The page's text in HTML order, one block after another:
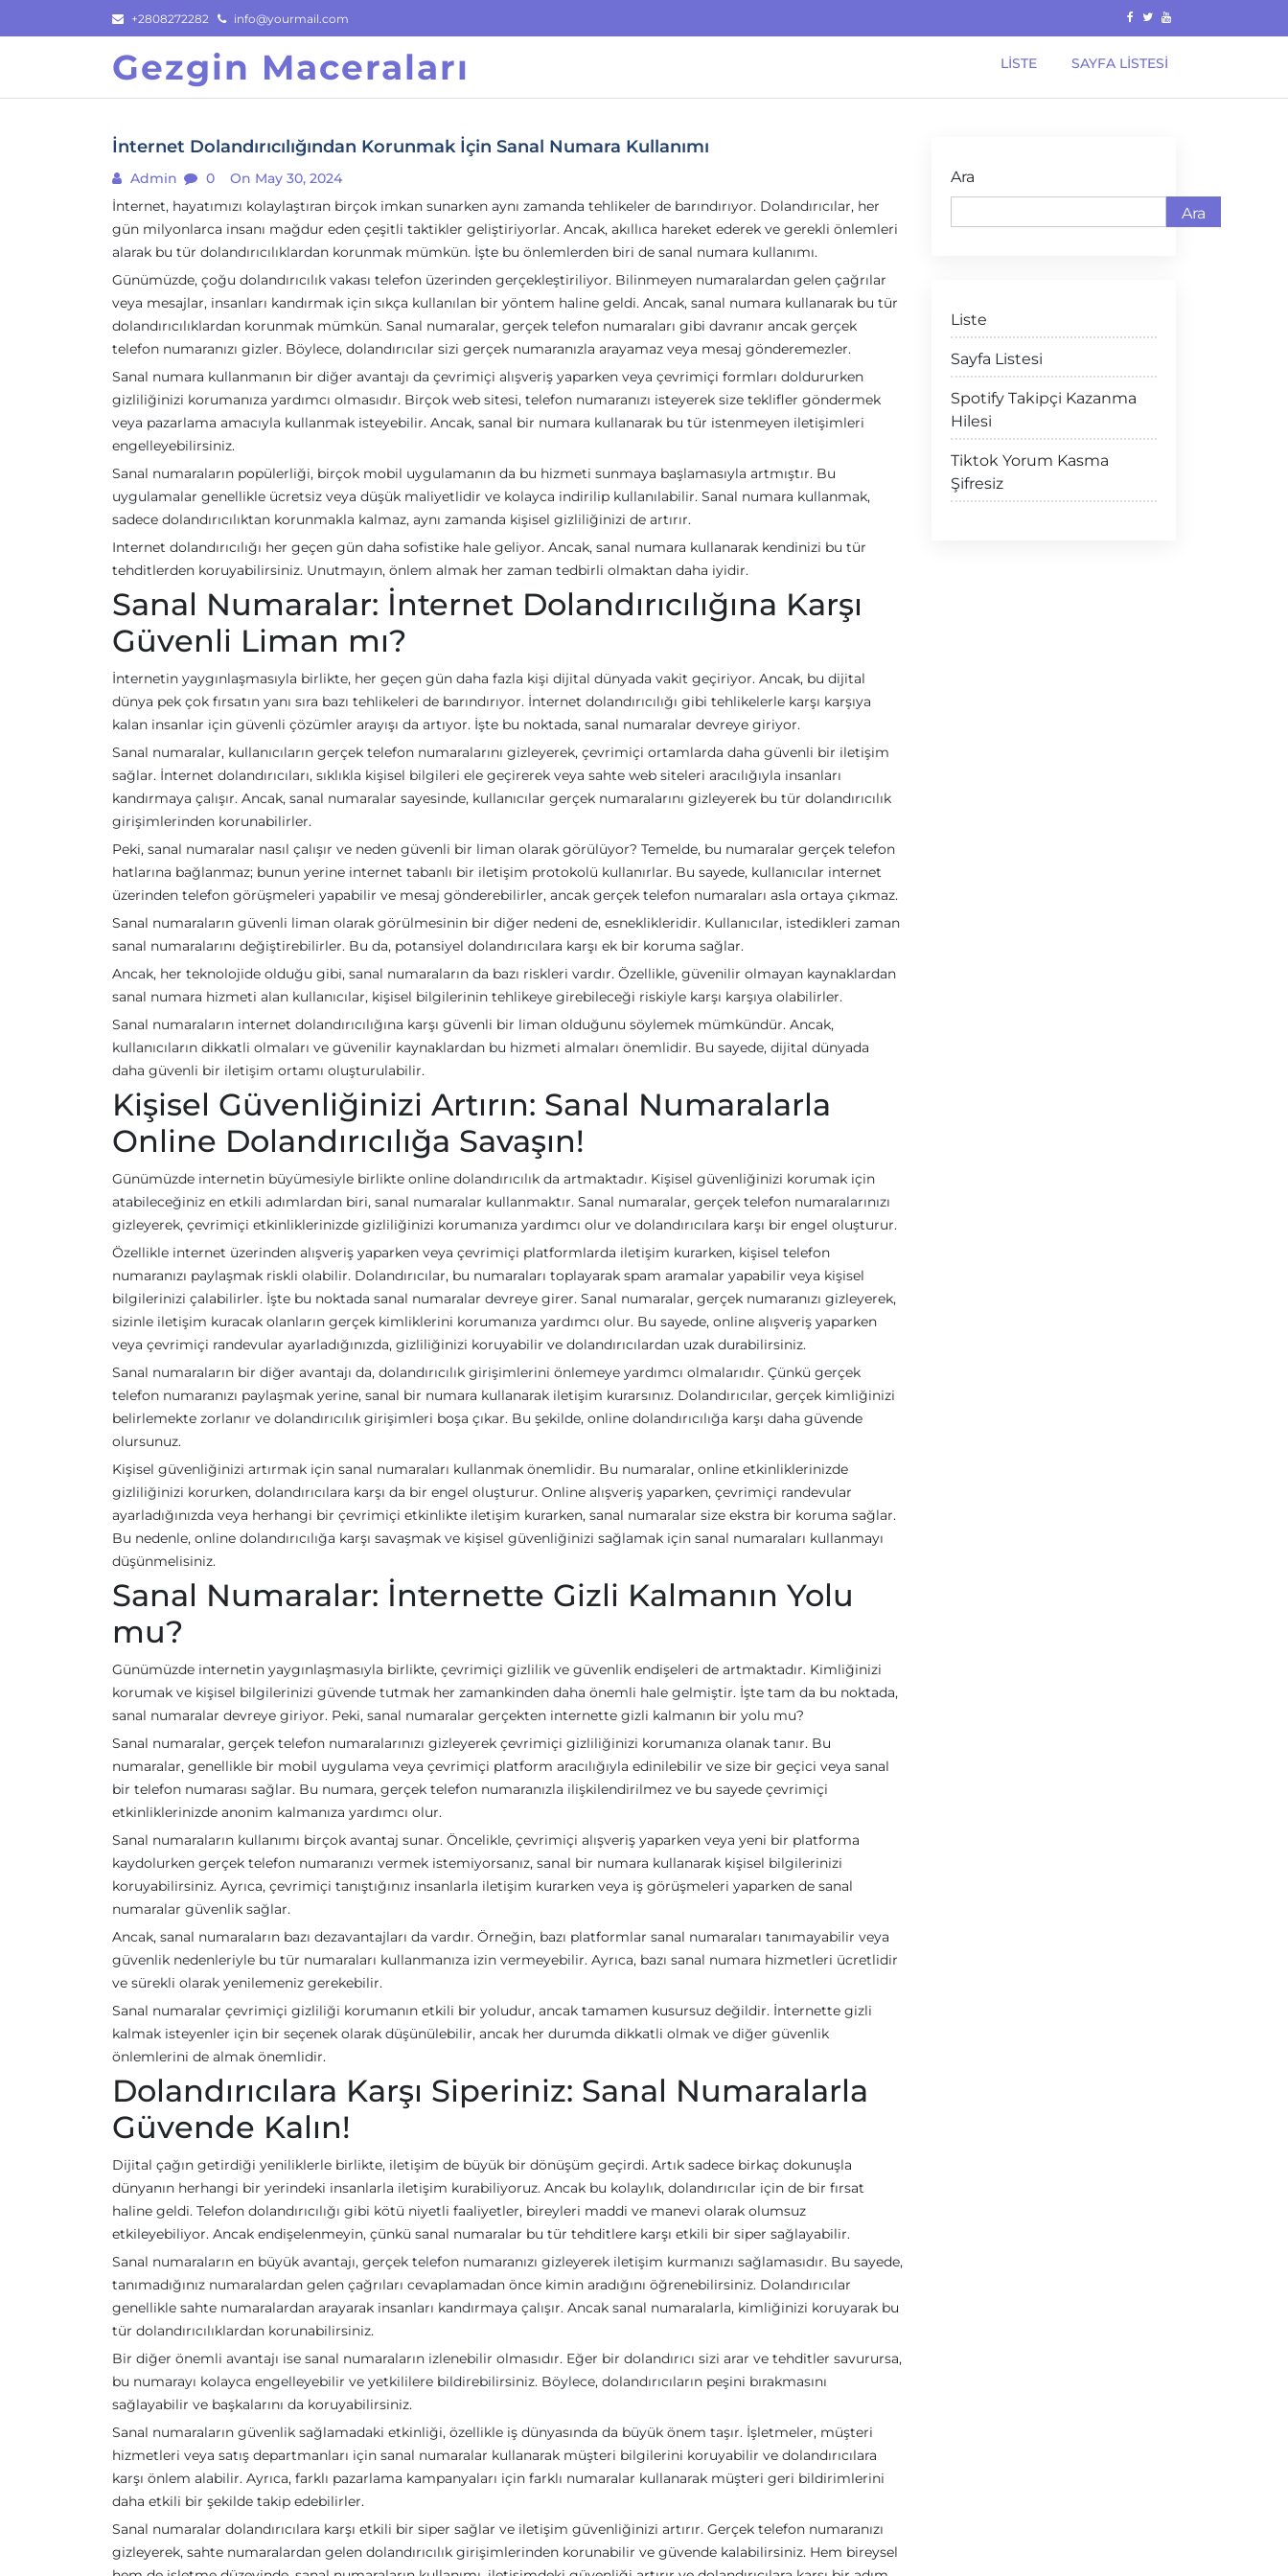
to
+2808272282 info@yourmail.com
Gezgin Maceraları LISTE SAYFA LISTESI
İnternet Dolandırıcılığından Korunmak İçin Sanal Numara Kullanımı
Admin 0
On May 30, 2024
İnternet, hayatımızı kolaylaştıran birçok imkan sunarken aynı zamanda tehlikeler de barındırıyor. Dolandırıcılar, her
gün milyonlarca insanı mağdur eden çeşitli taktikler geliştiriyorlar. Ancak, akıllıca hareket ederek ve gerekli önlemleri
alarak bu tür dolandırıcılıklardan korunmak mümkün. İşte bu önlemlerden biri de sanal numara kullanımı.
Günümüzde, çoğu dolandırıcılık vakası telefon üzerinden gerçekleştiriliyor. Bilinmeyen numaralardan gelen çağrılar
veya mesajlar, insanları kandırmak için sıkça kullanılan bir yöntem haline geldi. Ancak, sanal numara kullanarak bu tür
dolandırıcılıklardan korunmak mümkün. Sanal numaralar, gerçek telefon numaraları gibi davranır ancak gerçek
telefon numaranızı gizler. Böylece, dolandırıcılar sizi gerçek numaranızla arayamaz veya mesaj gönderemezler.
Sanal numara kullanmanın bir diğer avantajı da çevrimiçi alışveriş yaparken veya çevrimiçi formları doldururken
gizliliğinizi korumanıza yardımcı olmasıdır. Birçok web sitesi, telefon numaranızı isteyerek size teklifler göndermek
veya pazarlama amacıyla kullanmak isteyebilir. Ancak, sanal bir numara kullanarak bu tür istenmeyen iletişimleri
engelleyebilirsiniz.
Sanal numaraların popülerliği, birçok mobil uygulamanın da bu hizmeti sunmaya başlamasıyla artmıştır. Bu
uygulamalar genellikle ücretsiz veya düşük maliyetlidir ve kolayca indirilip kullanılabilir. Sanal numara kullanmak,
sadece dolandırıcılıktan korunmakla kalmaz, aynı zamanda kişisel gizliliğinizi de artırır.
Internet dolandırıcılığı her geçen gün daha sofistike hale geliyor. Ancak, sanal numara kullanarak kendinizi bu tür
tehditlerden koruyabilirsiniz. Unutmayın, önlem almak her zaman tedbirli olmaktan daha iyidir.
Sanal Numaralar: İnternet Dolandırıcılığına Karşı
Güvenli Liman mı?
İnternetin yaygınlaşmasıyla birlikte, her geçen gün daha fazla kişi dijital dünyada vakit geçiriyor. Ancak, bu dijital
dünya pek çok fırsatın yanı sıra bazı tehlikeleri de barındırıyor. İnternet dolandırıcılığı gibi tehlikelerle karşı karşıya
kalan insanlar için güvenli çözümler arayışı da artıyor. İşte bu noktada, sanal numaralar devreye giriyor.
Sanal numaralar, kullanıcıların gerçek telefon numaralarını gizleyerek, çevrimiçi ortamlarda daha güvenli bir iletişim
sağlar. İnternet dolandırıcıları, sıklıkla kişisel bilgileri ele geçirerek veya sahte web siteleri aracılığıyla insanları
kandırmaya çalışır. Ancak, sanal numaralar sayesinde, kullanıcılar gerçek numaralarını gizleyerek bu tür dolandırıcılık
girişimlerinden korunabilirler.
Peki, sanal numaralar nasıl çalışır ve neden güvenli bir liman olarak görülüyor? Temelde, bu numaralar gerçek telefon
hatlarına bağlanmaz; bunun yerine internet tabanlı bir iletişim protokolü kullanırlar. Bu sayede, kullanıcılar internet
üzerinden telefon görüşmeleri yapabilir ve mesaj gönderebilirler, ancak gerçek telefon numaraları asla ortaya çıkmaz.
Sanal numaraların güvenli liman olarak görülmesinin bir diğer nedeni de, esneklikleridir. Kullanıcılar, istedikleri zaman
sanal numaralarını değiştirebilirler. Bu da, potansiyel dolandırıcılara karşı ek bir koruma sağlar.
Ancak, her teknolojide olduğu gibi, sanal numaraların da bazı riskleri vardır. Özellikle, güvenilir olmayan kaynaklardan
sanal numara hizmeti alan kullanıcılar, kişisel bilgilerinin tehlikeye girebileceği riskiyle karşı karşıya olabilirler.
Sanal numaraların internet dolandırıcılığına karşı güvenli bir liman olduğunu söylemek mümkündür. Ancak,
kullanıcıların dikkatli olmaları ve güvenilir kaynaklardan bu hizmeti almaları önemlidir. Bu sayede, dijital dünyada
daha güvenli bir iletişim ortamı oluşturulabilir.
Kişisel Güvenliğinizi Artırın: Sanal Numaralarla
Online Dolandırıcılığa Savaşın!
Günümüzde internetin büyümesiyle birlikte online dolandırıcılık da artmaktadır. Kişisel güvenliğinizi korumak için
atabileceğiniz en etkili adımlardan biri, sanal numaralar kullanmaktır. Sanal numaralar, gerçek telefon numaralarınızı
gizleyerek, çevrimiçi etkinliklerinizde gizliliğinizi korumanıza yardımcı olur ve dolandırıcılara karşı bir engel oluşturur.
Özellikle internet üzerinden alışveriş yaparken veya çevrimiçi platformlarda iletişim kurarken, kişisel telefon
numaranızı paylaşmak riskli olabilir. Dolandırıcılar, bu numaraları toplayarak spam aramalar yapabilir veya kişisel
bilgilerinizi çalabilirler. İşte bu noktada sanal numaralar devreye girer. Sanal numaralar, gerçek numaranızı gizleyerek,
sizinle iletişim kuracak olanların gerçek kimliklerini korumanıza yardımcı olur. Bu sayede, online alışveriş yaparken
veya çevrimiçi randevular ayarladığınızda, gizliliğinizi koruyabilir ve dolandırıcılardan uzak durabilirsiniz.
Sanal numaraların bir diğer avantajı da, dolandırıcılık girişimlerini önlemeye yardımcı olmalarıdır. Çünkü gerçek
telefon numaranızı paylaşmak yerine, sanal bir numara kullanarak iletişim kurarsınız. Dolandırıcılar, gerçek kimliğinizi
belirlemekte zorlanır ve dolandırıcılık girişimleri boşa çıkar. Bu şekilde, online dolandırıcılığa karşı daha güvende
olursunuz.
Kişisel güvenliğinizi artırmak için sanal numaraları kullanmak önemlidir. Bu numaralar, online etkinliklerinizde
gizliliğinizi korurken, dolandırıcılara karşı da bir engel oluşturur. Online alışveriş yaparken, çevrimiçi randevular
ayarladığınızda veya herhangi bir çevrimiçi etkinlikte iletişim kurarken, sanal numaralar size ekstra bir koruma sağlar.
Bu nedenle, online dolandırıcılığa karşı savaşmak ve kişisel güvenliğinizi sağlamak için sanal numaraları kullanmayı
düşünmelisiniz.
Sanal Numaralar: İnternette Gizli Kalmanın Yolu
mu?
Günümüzde internetin yaygınlaşmasıyla birlikte, çevrimiçi gizlilik ve güvenlik endişeleri de artmaktadır. Kimliğinizi
korumak ve kişisel bilgilerinizi güvende tutmak her zamankinden daha önemli hale gelmiştir. İşte tam da bu noktada,
sanal numaralar devreye giriyor. Peki, sanal numaralar gerçekten internette gizli kalmanın bir yolu mu?
Sanal numaralar, gerçek telefon numaralarınızı gizleyerek çevrimiçi gizliliğinizi korumanıza olanak tanır. Bu
numaralar, genellikle bir mobil uygulama veya çevrimiçi platform aracılığıyla edinilebilir ve size bir geçici veya sanal
bir telefon numarası sağlar. Bu numara, gerçek telefon numaranızla ilişkilendirilmez ve bu sayede çevrimiçi
etkinliklerinizde anonim kalmanıza yardımcı olur.
Sanal numaraların kullanımı birçok avantaj sunar. Öncelikle, çevrimiçi alışveriş yaparken veya yeni bir platforma
kaydolurken gerçek telefon numaranızı vermek istemiyorsanız, sanal bir numara kullanarak kişisel bilgilerinizi
koruyabilirsiniz. Ayrıca, çevrimiçi tanıştığınız insanlarla iletişim kurarken veya iş görüşmeleri yaparken de sanal
numaralar güvenlik sağlar.
Ancak, sanal numaraların bazı dezavantajları da vardır. Örneğin, bazı platformlar sanal numaraları tanımayabilir veya
güvenlik nedenleriyle bu tür numaraları kullanmanıza izin vermeyebilir. Ayrıca, bazı sanal numara hizmetleri ücretlidir
ve sürekli olarak yenilemeniz gerekebilir.
Sanal numaralar çevrimiçi gizliliği korumanın etkili bir yoludur, ancak tamamen kusursuz değildir. İnternette gizli
kalmak isteyenler için bir seçenek olarak düşünülebilir, ancak her durumda dikkatli olmak ve diğer güvenlik
önlemlerini de almak önemlidir.
Dolandırıcılara Karşı Siperiniz: Sanal Numaralarla
Güvende Kalın!
Dijital çağın getirdiği yeniliklerle birlikte, iletişim de büyük bir dönüşüm geçirdi. Artık sadece birkaç dokunuşla
dünyanın herhangi bir yerindeki insanlarla iletişim kurabiliyoruz. Ancak bu kolaylık, dolandırıcılar için de bir fırsat
haline geldi. Telefon dolandırıcılığı gibi kötü niyetli faaliyetler, bireyleri maddi ve manevi olarak olumsuz
etkileyebiliyor. Ancak endişelenmeyin, çünkü sanal numaralar bu tür tehditlere karşı etkili bir siper sağlayabilir.
Sanal numaraların en büyük avantajı, gerçek telefon numaranızı gizleyerek iletişim kurmanızı sağlamasıdır. Bu sayede,
tanımadığınız numaralardan gelen çağrıları cevaplamadan önce kimin aradığını öğrenebilirsiniz. Dolandırıcılar
genellikle sahte numaralardan arayarak insanları kandırmaya çalışır. Ancak sanal numaralarla, kimliğinizi koruyarak bu
tür dolandırıcılıklardan korunabilirsiniz.
Bir diğer önemli avantajı ise sanal numaraların izlenebilir olmasıdır. Eğer bir dolandırıcı sizi arar ve tehditler savurursa,
bu numarayı kolayca engelleyebilir ve yetkililere bildirebilirsiniz. Böylece, dolandırıcıların peşini bırakmasını
sağlayabilir ve başkalarını da koruyabilirsiniz.
Sanal numaraların güvenlik sağlamadaki etkinliği, özellikle iş dünyasında da büyük önem taşır. İşletmeler, müşteri
hizmetleri veya satış departmanları için sanal numaralar kullanarak müşteri bilgilerini koruyabilir ve dolandırıcılara
karşı önlem alabilir. Ayrıca, farklı pazarlama kampanyaları için farklı numaralar kullanarak müşteri geri bildirimlerini
daha etkili bir şekilde takip edebilirler.
Sanal numaralar dolandırıcılara karşı etkili bir siper sağlar ve iletişim güvenliğinizi artırır. Gerçek telefon numaranızı
gizleyerek, sahte numaralardan gelen dolandırıcılık girişimlerinden korunabilir ve güvende kalabilirsiniz. Hem bireysel
Ara
Ara
Liste
Sayfa Listesi
Spotify Takipçi Kazanma
Hilesi
Tiktok Yorum Kasma
Şifresiz